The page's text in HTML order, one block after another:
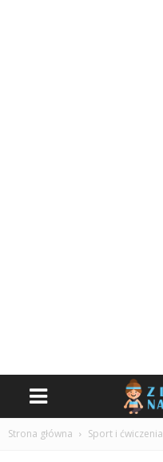
Strona główna Sport i ćwiczenia